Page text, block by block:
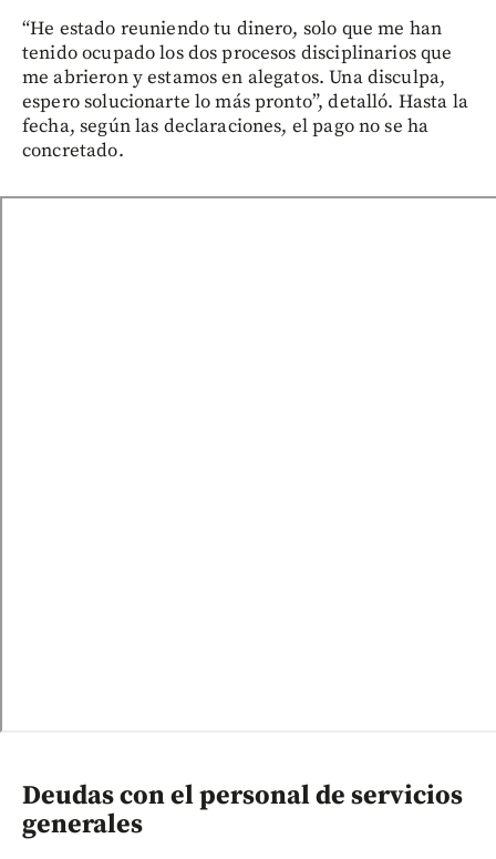
“He estado reuniendo tu dinero, solo que me han
tenido ocupado los dos procesos disciplinarios que
me abrieron y estamos en alegatos. Una disculpa,
espero solucionarte lo más pronto”, detalló. Hasta la
fecha, según las declaraciones, el pago no se ha
concretado.
Deudas con el personal de servicios
generales